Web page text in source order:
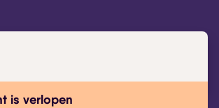
is verlopen